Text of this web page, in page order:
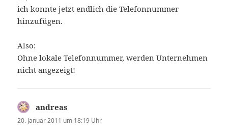
ich konnte jetzt endlich die Telefonnummer
hinzufügen.
Also:
Ohne lokale Telefonnummer, werden Unternehmen
nicht angezeigt!
andreas
20. Januar 2011 um 18:19 Uhr